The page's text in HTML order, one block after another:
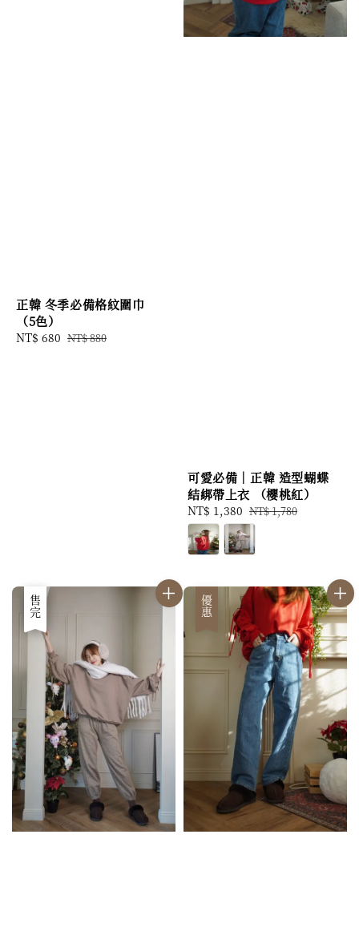
正韓 冬季必備格紋圍巾
（5色）
Sale
NT$ 680 Regular
NT$ 880
可愛必備｜正韓 造型蝴蝶
結綁帶上衣 （櫻桃紅）
Sale
price
NT$ 1,380 Regular
price
NT$ 1,780
優惠
售完 優惠